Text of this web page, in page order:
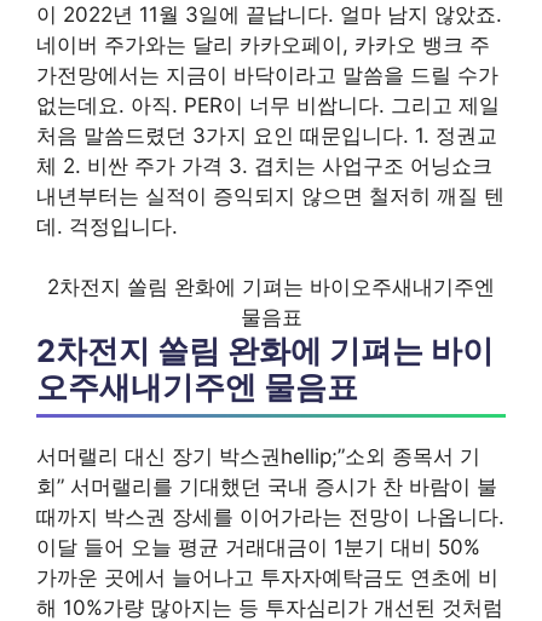
이 2022년 11월 3일에 끝납니다. 얼마 남지 않았죠.
네이버 주가와는 달리 카카오페이, 카카오 뱅크 주
가전망에서는 지금이 바닥이라고 말씀을 드릴 수가
없는데요. 아직. PER이 너무 비쌉니다. 그리고 제일
처음 말씀드렸던 3가지 요인 때문입니다. 1. 정권교
체 2. 비싼 주가 가격 3. 겹치는 사업구조 어닝쇼크
내년부터는 실적이 증익되지 않으면 철저히 깨질 텐
데. 걱정입니다.
2차전지 쏠림 완화에 기펴는 바이오주새내기주엔
물음표
2차전지 쏠림 완화에 기펴는 바이
오주새내기주엔 물음표
서머랠리 대신 장기 박스권hellip;”소외 종목서 기
회” 서머랠리를 기대했던 국내 증시가 찬 바람이 불
때까지 박스권 장세를 이어가라는 전망이 나옵니다.
이달 들어 오늘 평균 거래대금이 1분기 대비 50%
가까운 곳에서 늘어나고 투자자예탁금도 연초에 비
해 10%가량 많아지는 등 투자심리가 개선된 것처럼